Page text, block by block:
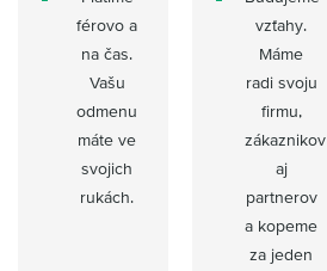
férovo a
na čas.
Vašu
odmenu
máte ve
svojich
rukách.
vzťahy.
Máme
radi svoju
firmu,
zákaznikov
aj
partnerov
a kopeme
za jeden